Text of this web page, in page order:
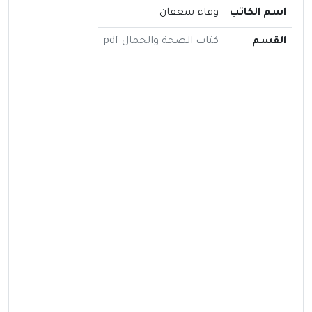
اسم الكاتب وفاء سعفان
القسم كتاب الصحة والجمال pdf